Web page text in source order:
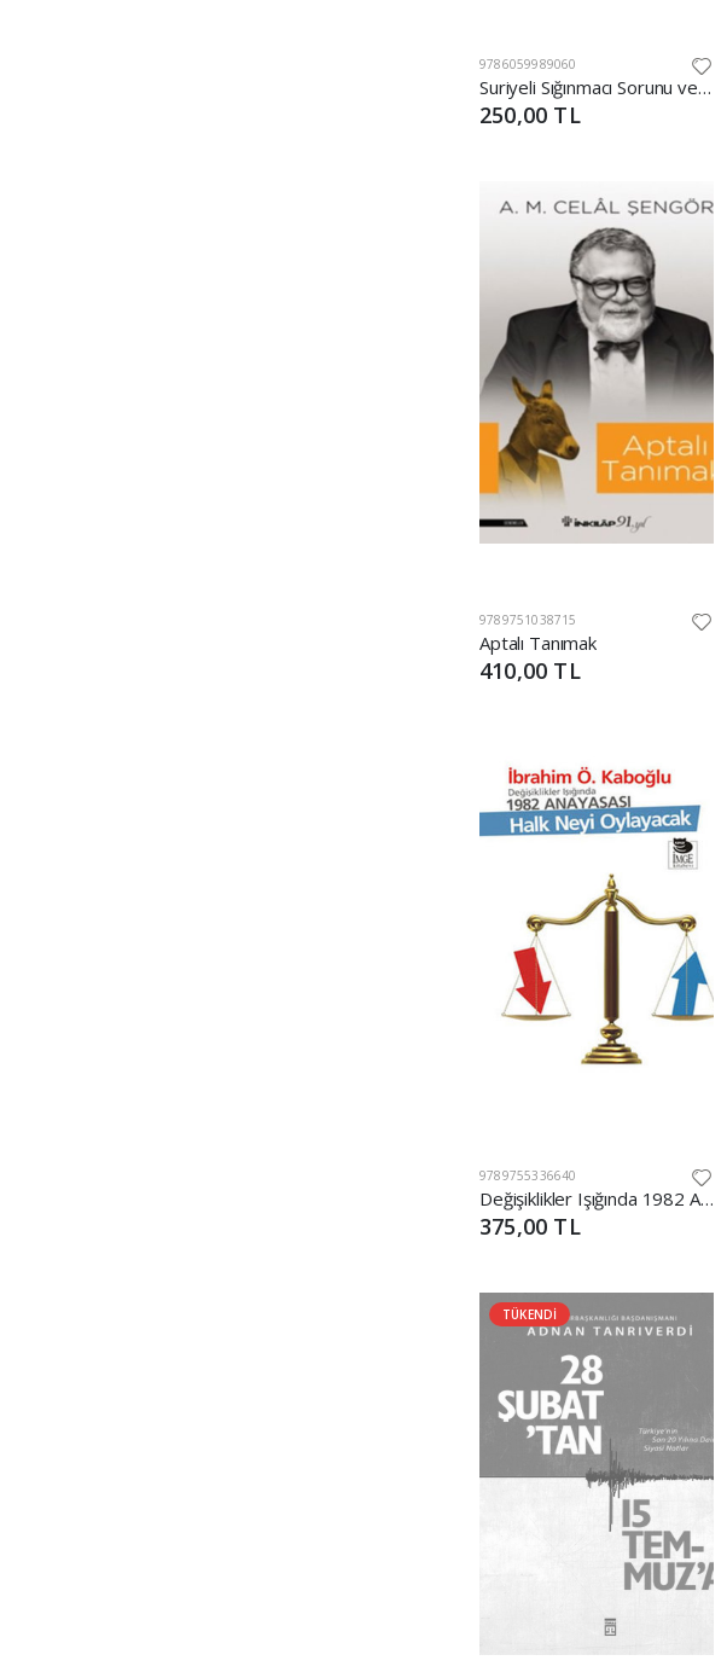
9786059989060
Suriyeli Sığınmacı Sorunu ve Basına Yansımalar
250,00 TL
9789751038715
Aptalı Tanımak
410,00 TL
9789755336640
Değişiklikler Işığında 1982 Anayasası - Halk Neyi Oylayacak
375,00 TL
TÜKENDİ